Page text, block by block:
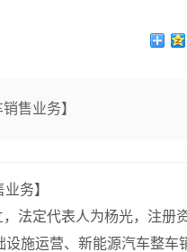
售业务】
务】
法定代表人为杨光，注册
施运营、新能源汽车整车